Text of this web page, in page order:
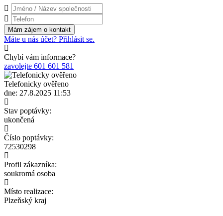
Máte u nás účet? Přihlásit se.
Chybí vám informace?
zavolejte 601 601 581
Telefonicky ověřeno
dne: 27.8.2025 11:53
Stav poptávky:
ukončená
Číslo poptávky:
72530298
Profil zákazníka:
soukromá osoba
Místo realizace:
Plzeňský kraj